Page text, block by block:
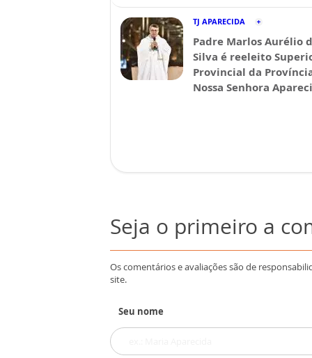
TJ APARECIDA
Padre Marlos Aurélio
Silva é reeleito
Provincial da
Nossa Senhora
Seja o primeiro a
Os comentários e avaliações são de
site.
Seu nome